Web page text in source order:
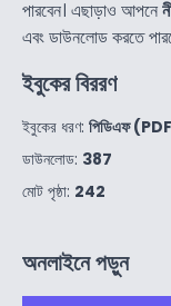
পারবেন। এছাড়াও আপনে
এবং ডাউনলোড করতে
ইবুকের বিররণ
ইবুকের ধরণ: পিডিএফ
ডাউনলোড: 387
মোট পৃষ্ঠা: 242
অনলাইনে পড়ুন